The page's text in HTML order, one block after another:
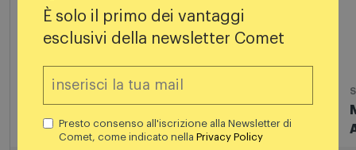
Smartphone
È solo il primo dei vantaggi
esclusivi della newsletter Comet
Presto consenso all'iscrizione alla Newsletter di
Comet, come indicato nellaPrivacy Policy